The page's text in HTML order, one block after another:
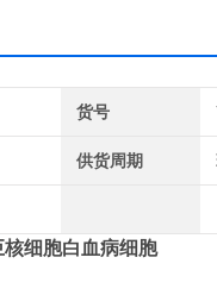
货号
供货周期
细胞白血病细胞